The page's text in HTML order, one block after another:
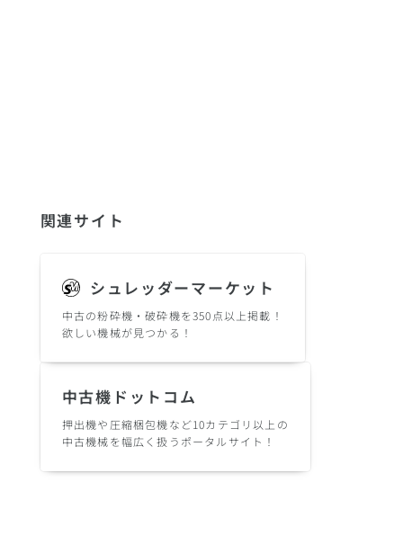
関連サイト
シュレッダーマーケット
中古の粉砕機・破砕機を350点以上掲載！
欲しい機械が見つかる！
中古機ドットコム
押出機や圧縮梱包機など10カテゴリ以上の
中古機械を幅広く扱うポータルサイト！